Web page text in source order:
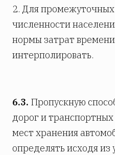
2. Для
численности
нормы затрат
интерполировать.
6.3. Пропускную
дорог и
мест хранения
определять исходя из